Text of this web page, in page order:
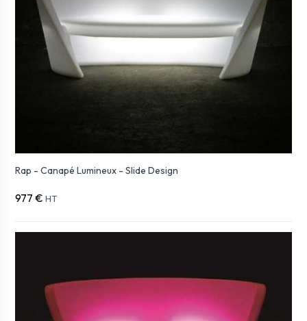
Rap - Canapé Lumineux - Slide Design
977 € HT